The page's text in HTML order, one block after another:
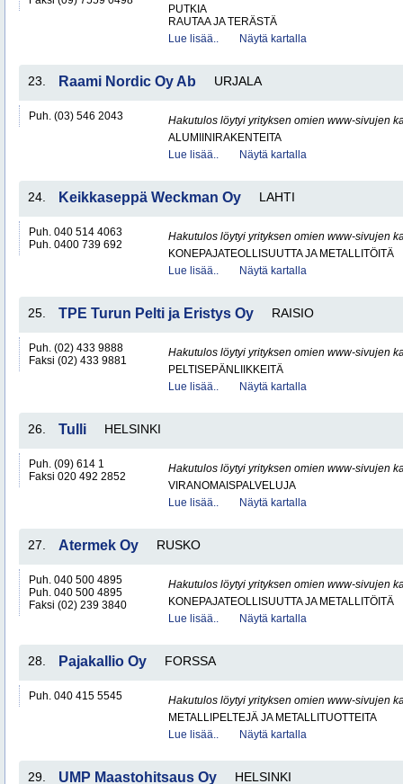
PUTKIA
RAUTAA JA TERÄSTÄ
Lue lisää..
Näytä kartalla
23. Raami Nordic Oy Ab URJALA
Puh. (03) 546 2043
Hakutulos löytyi yrityksen omien www-sivujen
ALUMIINIRAKENTEITA
Lue lisää..
Näytä kartalla
24. Keikkaseppä Weckman Oy LAHTI
Puh. 040 514 4063
Puh. 0400 739 692
Hakutulos löytyi yrityksen omien www-sivujen
KONEPAJATEOLLISUUTTA JA METALLITÖITÄ
Lue lisää..
Näytä kartalla
25. TPE Turun Pelti ja Eristys Oy RAISIO
Puh. (02) 433 9888
Faksi (02) 433 9881
Hakutulos löytyi yrityksen omien www-sivujen
PELTISEPÄNLIIKKEITÄ
Lue lisää..
Näytä kartalla
26. Tulli HELSINKI
Puh. (09) 614 1
Faksi 020 492 2852
Hakutulos löytyi yrityksen omien www-sivujen
VIRANOMAISPALVELUJA
Lue lisää..
Näytä kartalla
27. Atermek Oy RUSKO
Puh. 040 500 4895
Puh. 040 500 4895
Faksi (02) 239 3840
Hakutulos löytyi yrityksen omien www-sivujen
KONEPAJATEOLLISUUTTA JA METALLITÖITÄ
Lue lisää..
Näytä kartalla
28. Pajakallio Oy FORSSA
Puh. 040 415 5545
Hakutulos löytyi yrityksen omien www-sivujen
METALLIPELTEJÄ JA METALLITUOTTEITA
Lue lisää..
Näytä kartalla
29. UMP Maastohitsaus Oy HELSINKI